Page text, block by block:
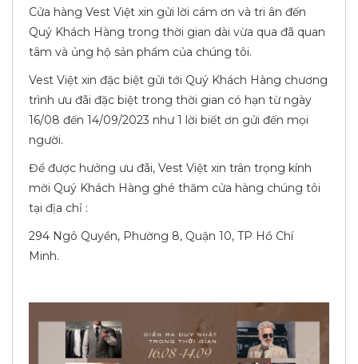
Cửa hàng Vest Việt xin gửi lời cám ơn và tri ân đến
Quý Khách Hàng trong thời gian dài vừa qua đã quan
tâm và ủng hộ sản phẩm của chúng tôi.
Vest Việt xin đặc biệt gửi tới Quý Khách Hàng chương
trình ưu đãi đặc biệt trong thời gian có hạn từ ngày
16/08 đến 14/09/2023 như 1 lời biết ơn gửi đến mọi
người.
Để được hưởng ưu đãi, Vest Việt xin trân trọng kính
mời Quý Khách Hàng ghé thăm cửa hàng chúng tôi
tại địa chỉ :
294 Ngô Quyền, Phường 8, Quận 10, TP Hồ Chí
Minh.